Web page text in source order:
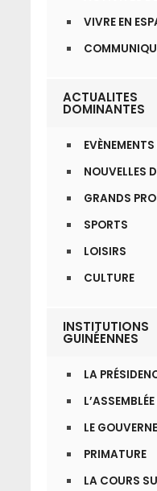
VIVRE EN
ACTUALITES
DOMINANTES
NOUVELLES
GRANDS
SPORTS
LOISIRS
CULTURE
INSTITUTIONS
GUINÉENNES
LA
LE
PRIMATURE
LA COURS